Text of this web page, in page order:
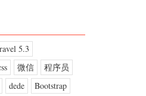
5.3
微信
程序员
dede
Bootstrap